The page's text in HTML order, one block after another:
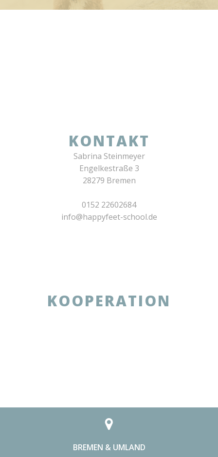
KONTAKT
Sabrina Steinmeyer
Engelkestraße 3
28279 Bremen
0152 22602684
info@happyfeet-school.de
KOOPERATION
BREMEN & UMLAND